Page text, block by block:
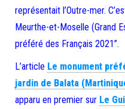
représentait l’Outre-mer.
Meurthe-et-Moselle (Grand
préféré des Français 2021”.
L’article Le monument
jardin de Balata
apparu en premier sur Le